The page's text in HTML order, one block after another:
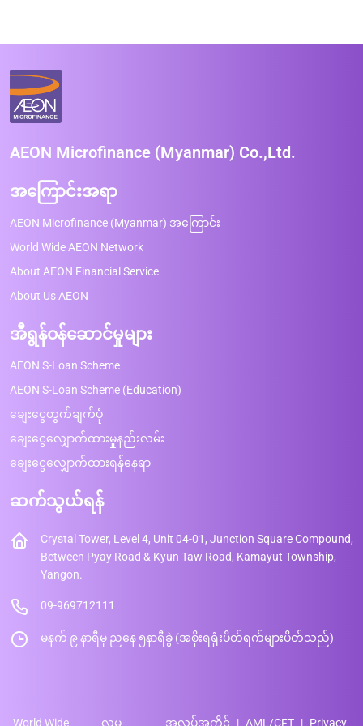
AEON Microfinance (Myanmar) Co.,Ltd.
အကြောင်းအရာ
AEON Microfinance (Myanmar) အကြောင်း
World Wide AEON Network
About AEON Financial Service
About Us AEON
အီရွန်ဝန်ဆောင်မှုများ
AEON S-Loan Scheme
AEON S-Loan Scheme (Education)
ချေးငွေတွက်ချက်ပုံ
ချေးငွေလျှောက်ထားမှုနည်းလမ်း
ချေးငွေလျှောက်ထားရန်နေရာ
ဆက်သွယ်ရန်
Crystal Tower, Level 4, Unit 04-01, Junction Square Compound,
Between Pyay Road & Kyun Taw Road, Kamayut Township,
Yangon.
09-969712111
မနက် ၉ နာရီမှ ညနေ ၅နာရီခွဲ (အစိုးရရုံးပိတ်ရက်များပိတ်သည်)
World Wide လူမှု အလုပ်အကိုင် AML/CFT Privacy